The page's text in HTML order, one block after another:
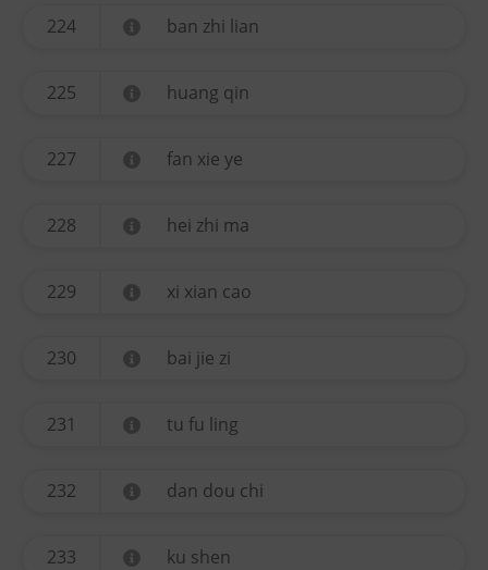
224 ban zhi lian
225 huang qin
227 fan xie ye
228 hei zhi ma
229 xi xian cao
230 bai jie zi
231 tu fu ling
232 dan dou chi
233 ku shen